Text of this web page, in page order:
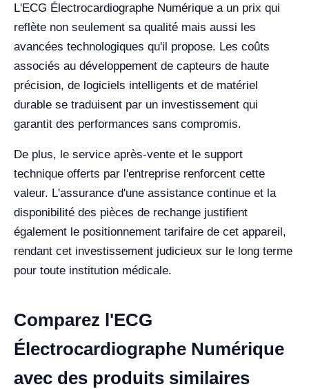
L'ECG Électrocardiographe Numérique a un prix qui
reflète non seulement sa qualité mais aussi les
avancées technologiques qu'il propose. Les coûts
associés au développement de capteurs de haute
précision, de logiciels intelligents et de matériel
durable se traduisent par un investissement qui
garantit des performances sans compromis.
De plus, le service après-vente et le support
technique offerts par l'entreprise renforcent cette
valeur. L'assurance d'une assistance continue et la
disponibilité des pièces de rechange justifient
également le positionnement tarifaire de cet appareil,
rendant cet investissement judicieux sur le long terme
pour toute institution médicale.
Comparez l'ECG
Électrocardiographe Numérique
avec des produits similaires